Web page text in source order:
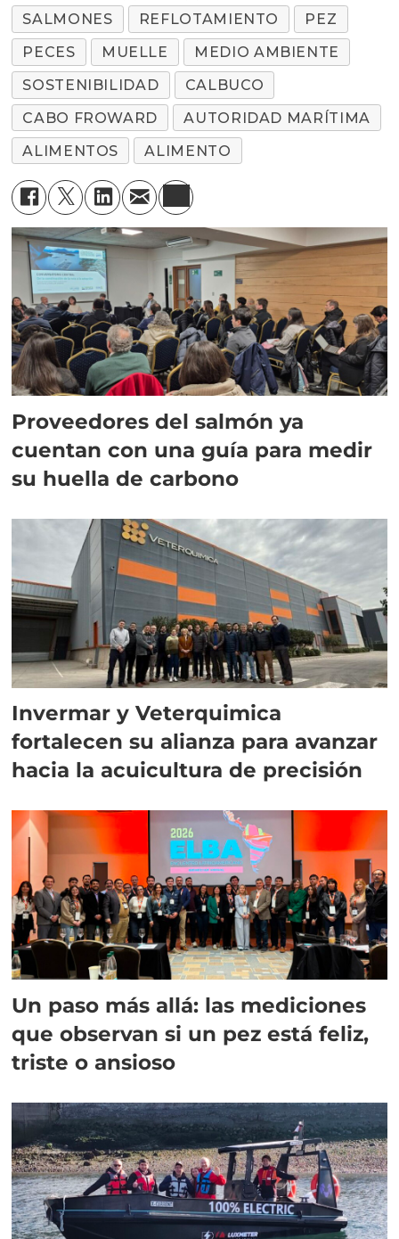
SALMONES REFLOTAMIENTO
PEZ
PECES
MUELLE
MEDIO AMBIENTE
SOSTENIBILIDAD
CALBUCO
CABO FROWARD
AUTORIDAD MARÍTIMA
ALIMENTOS
ALIMENTO
Proveedores del salmón ya
cuentan con una guía para medir
su huella de carbono
Invermar y Veterquimica
fortalecen su alianza para avanzar
hacia la acuicultura de precisión
Un paso más allá: las mediciones
que observan si un pez está feliz,
triste o ansioso